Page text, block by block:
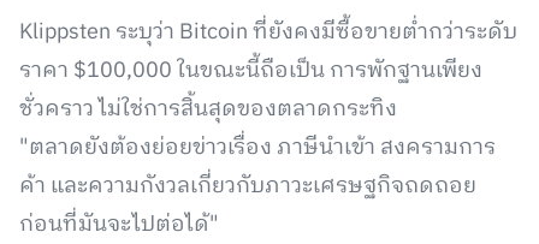
Klippsten ระบุว่า Bitcoin ที่ยังคงมีซื้อขายต่ำกว่าระดับ
ราคา $100,000 ในขณะนี้ถือเป็น การพักฐานเพียง
ชั่วคราว ไม่ใช่การสิ้นสุดของตลาดกระทิง
"ตลาดยังต้องย่อยข่าวเรื่อง ภาษีนำเข้า สงครามการ
ค้า และความกังวลเกี่ยวกับภาวะเศรษฐกิจถดถอย
ก่อนที่มันจะไปต่อได้"